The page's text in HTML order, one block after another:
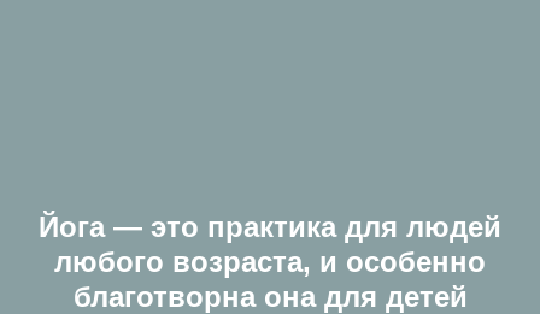
Йога — это практика для людей
любого возраста, и особенно
благотворна она для детей